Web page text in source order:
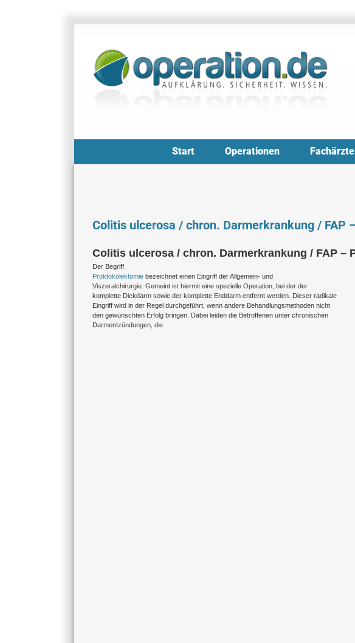
Start Operationen
Colitis ulcerosa / chron. Darmerkrankung / FAP
Colitis ulcerosa / chron. Darmerkrankung / FAP –
Der Begriff
Proktokolektomie bezeichnet einen Eingriff der Allgemein- und
Viszeralchirurgie. Gemeint ist hiermit eine spezielle Operation, bei der der
komplette Dickdarm sowie der komplette Enddarm entfernt werden. Dieser radikale
Eingriff wird in der Regel durchgeführt, wenn andere Behandlungsmethoden nicht
den gewünschten Erfolg bringen. Dabei leiden die Betroffenen unter chronischen
Darmentzündungen, die